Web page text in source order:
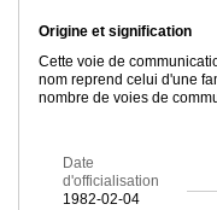
Origine et signification
Cette voie de
nom reprend celui d'une
nombre de voies de
Date
d'officialisation
1982-02-04